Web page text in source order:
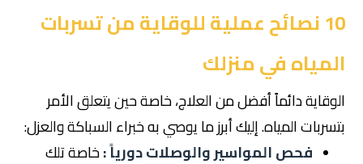
10 نصائح عملية للوقاية من تسربات
المياه في منزلك
الوقاية دائماً أفضل من العلاج، خاصة حين يتعلق الأمر
بتسربات المياه. إليك أبرز ما يوصي به خبراء السباكة والعزل:
فحص المواسير والوصلات دورياً :خاصة تلك